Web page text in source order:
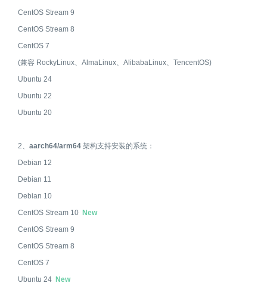
CentOS Stream 9
CentOS Stream 8
CentOS 7
(兼容 RockyLinux、AlmaLinux、AlibabaLinux、TencentOS)
Ubuntu 24
Ubuntu 22
Ubuntu 20
2、 aarch64/arm64 架构支持安装的系统：
Debian 12
Debian 11
Debian 10
CentOS Stream 10 New
CentOS Stream 9
CentOS Stream 8
CentOS 7
Ubuntu 24 New